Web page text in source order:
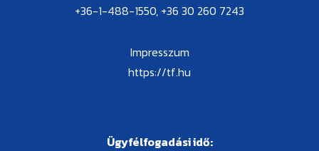
+36-1-488-1550, +36 30 260 7243
Impresszum
https://tf.hu
Ügyfélfogadási idő: